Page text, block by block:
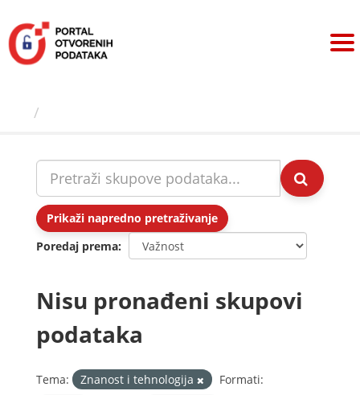
sadržaj
Prikaži napredno pretraživanje
Poredaj prema
Nisu pronađeni skupovi
podataka
Tema: Znanost i tehnologija
Formati: